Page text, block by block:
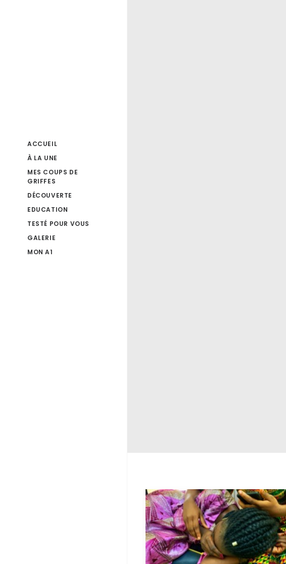
ACCUEIL
À LA UNE
MES COUPS DE
GRIFFES
DÉCOUVERTE
EDUCATION
TESTÉ POUR VOUS
GALERIE
MON A1